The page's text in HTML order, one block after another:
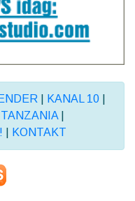
KANAL 10|
|
KONTAKT